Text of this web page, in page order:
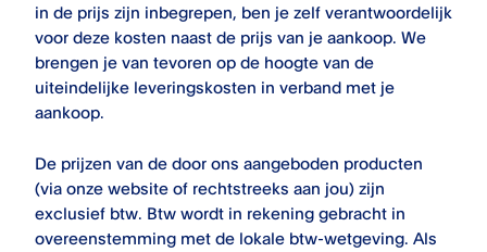
in de prijs zijn inbegrepen, ben je zelf verantwoordelijk
voor deze kosten naast de prijs van je aankoop. We
brengen je van tevoren op de hoogte van de
uiteindelijke leveringskosten in verband met je
aankoop.
De prijzen van de door ons aangeboden producten
(via onze website of rechtstreeks aan jou) zijn
exclusief btw. Btw wordt in rekening gebracht in
overeenstemming met de lokale btw-wetgeving. Als